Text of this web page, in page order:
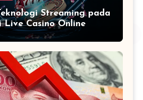
Streaming pada
Live Casino Online